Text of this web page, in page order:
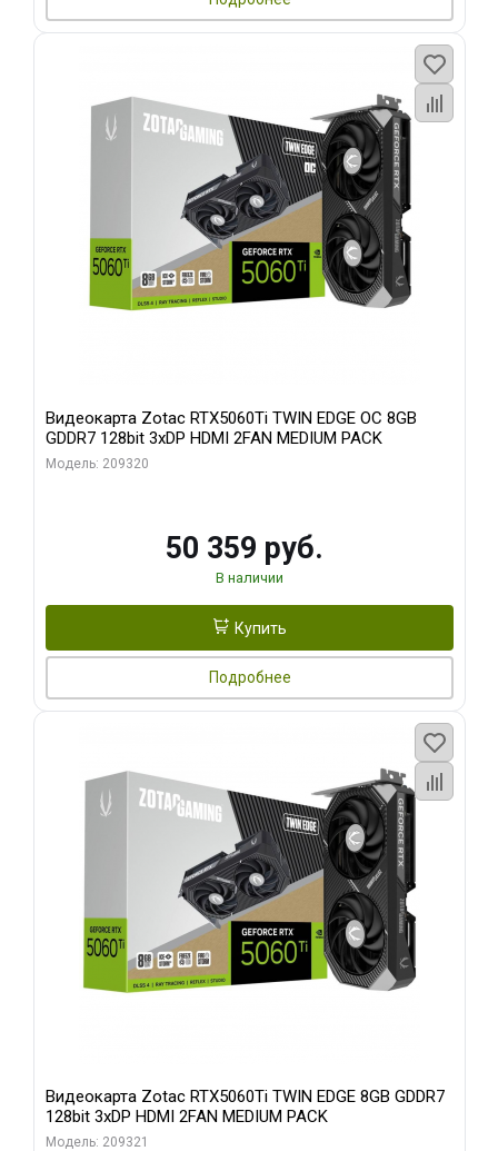
Видеокарта Zotac RTX5060Ti TWIN EDGE OC 8GB
GDDR7 128bit 3xDP HDMI 2FAN MEDIUM PACK
Модель: 209320
50 359 руб.
В наличии
Купить
Подробнее
Видеокарта Zotac RTX5060Ti TWIN EDGE 8GB GDDR7
128bit 3xDP HDMI 2FAN MEDIUM PACK
Модель: 209321